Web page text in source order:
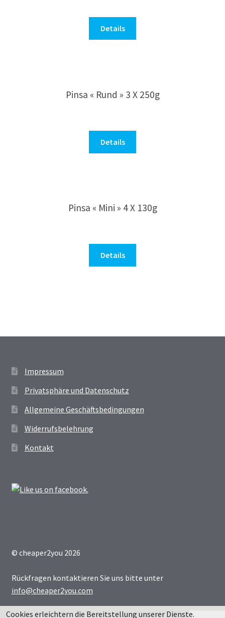
Details
Pinsa « Rund » 3 X 250g
Details
Pinsa « Mini » 4 X 130g
Details
Impressum
Privatsphäre und Datenschutz
Allgemeine Geschäftsbedingungen
Widerrufsbelehrung
Kontakt
© cheaper2you 2026
Rückfragen kontaktieren Sie uns bitte unter
info@cheaper2you.com
Cookies erleichtern die Bereitstellung unserer Dienste.